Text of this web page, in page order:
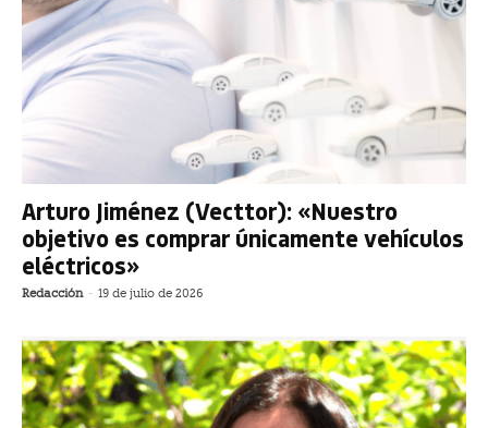
Arturo Jiménez (Vecttor): «Nuestro
objetivo es comprar únicamente vehículos
eléctricos»
Redacción - 19 de julio de 2026